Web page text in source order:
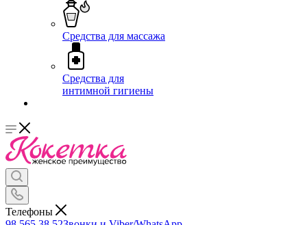
Средства для массажа
Средства для
интимной гигиены
Телефоны